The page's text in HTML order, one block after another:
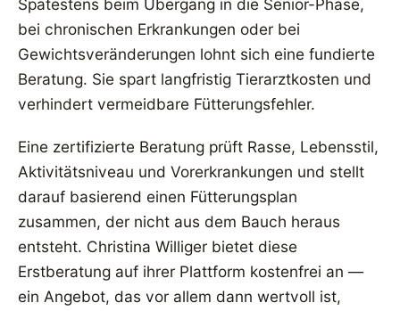
Spätestens beim Übergang in die Senior-Phase,
bei chronischen Erkrankungen oder bei
Gewichtsveränderungen lohnt sich eine fundierte
Beratung. Sie spart langfristig Tierarztkosten und
verhindert vermeidbare Fütterungsfehler.
Eine zertifizierte Beratung prüft Rasse, Lebensstil,
Aktivitätsniveau und Vorerkrankungen und stellt
darauf basierend einen Fütterungsplan
zusammen, der nicht aus dem Bauch heraus
entsteht. Christina Williger bietet diese
Erstberatung auf ihrer Plattform kostenfrei an —
ein Angebot, das vor allem dann wertvoll ist,